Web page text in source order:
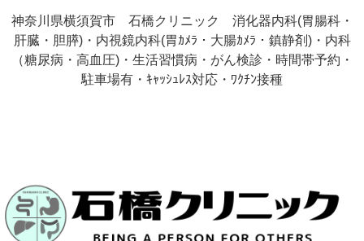
神奈川県横須賀市 石橋クリニック 消化器内科(胃腸科・
肝臓・胆膵)・内視鏡内科(胃ｶﾒﾗ・大腸ｶﾒﾗ・鎮静剤)・内科
（糖尿病・高血圧)・生活習慣病・がん検診・時間帯予約・
駐車場有・ｷｬｯｼｭﾚｽ対応・ﾜｸﾁﾝ接種